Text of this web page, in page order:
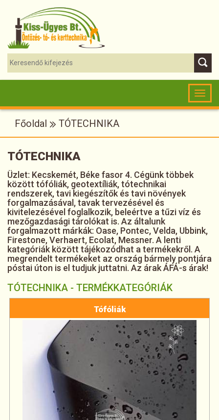
Főoldal TÓTECHNIKA
TÓTECHNIKA
Üzlet: Kecskemét, Béke fasor 4. Cégünk többek
között tófóliák, geotextíliák, tótechnikai
rendszerek, tavi kiegészítők és tavi növények
forgalmazásával, tavak tervezésével és
kivitelezésével foglalkozik, beleértve a tűzi víz és
mezőgazdasági tárolókat is. Az általunk
forgalmazott márkák: Oase, Pontec, Velda, Ubbink,
Firestone, Verhaert, Ecolat, Messner. A lenti
kategóriák között tájékozódhat a termékekről. A
megrendelt termékeket az ország bármely pontjára
póstai úton is el tudjuk juttatni. Az árak ÁFÁ-s árak!
TÓTECHNIKA - TERMÉKKATEGÓRIÁK
Tófóliák